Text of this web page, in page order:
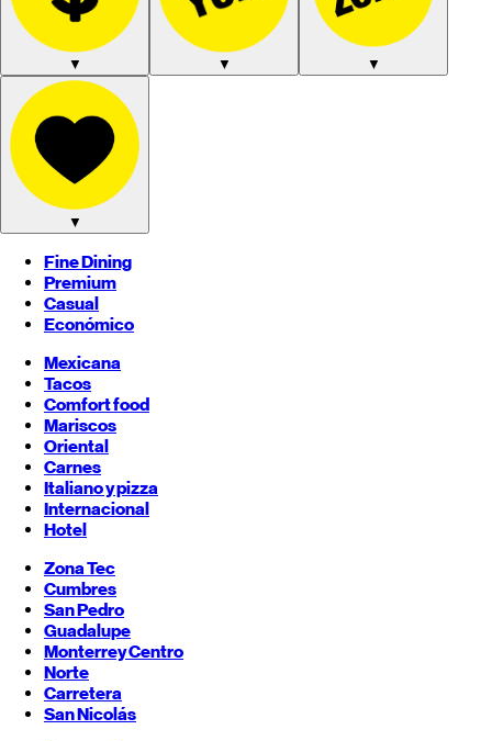
▼ ▼ ▼
▼
Fine Dining
Premium
Casual
Económico
Mexicana
Tacos
Comfort food
Mariscos
Oriental
Carnes
Italiano y pizza
Internacional
Hotel
Zona Tec
Cumbres
San Pedro
Guadalupe
MonterreyCentro
Norte
Carretera
San Nicolás